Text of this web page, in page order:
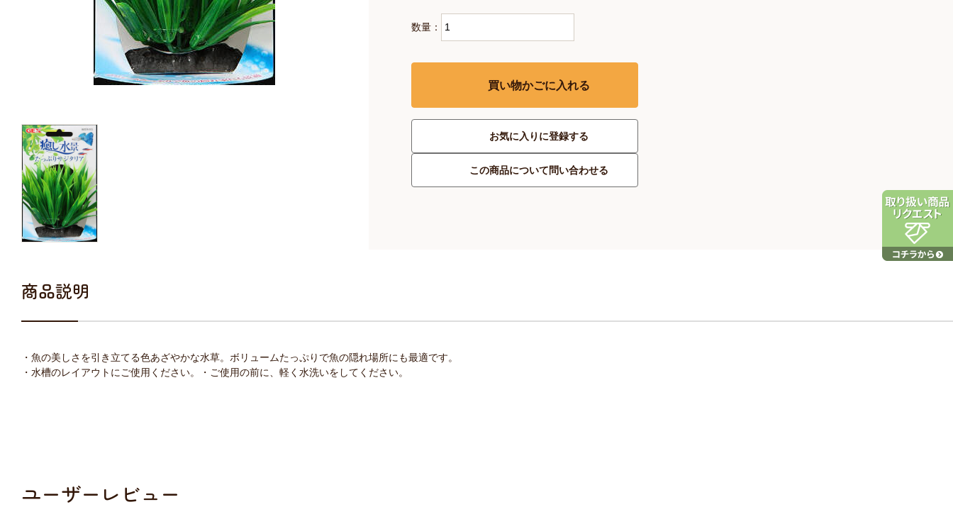
トリマーグッズ
数量：
買い物かごに入れる
お気に入りに登録する
この商品について問い合わせる
商品説明
・魚の美しさを引き立てる色あざやかな水草。ボリュームたっぷりで魚の隠れ場所にも最適です。
・水槽のレイアウトにご使用ください。・ご使用の前に、軽く水洗いをしてください。
ユーザーレビュー